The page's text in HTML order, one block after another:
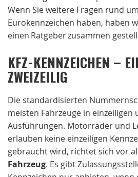
Wenn Sie weitere Fragen rund
Eurokennzeichen haben, haben
einen Ratgeber zusammen
KFZ-KENNZEICHEN –
ZWEIZEILIG
Die standardisierten
meisten Fahrzeuge in einzeiligen
Ausführungen. Motorräder und
erlauben keine einzeiligen
gebraucht wird, richtet sich vor
Fahrzeug. Es gibt